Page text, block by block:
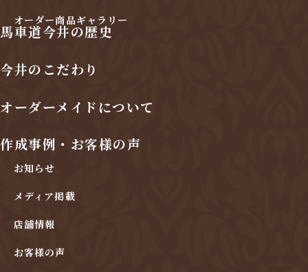
オーダー商品ギャラリー
馬車道今井の歴史
今井のこだわり
オーダーメイドについて
作成事例・お客様の声
お知らせ
メディア掲載
店舗情報
お客様の声